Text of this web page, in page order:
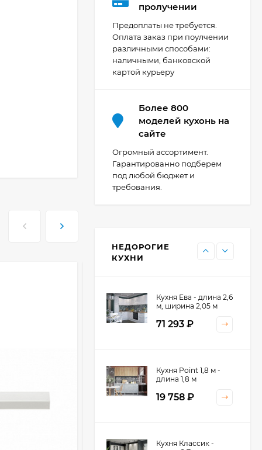
пролучении
Предоплаты не требуется.
Оплата заказ при поулчении
различными способами:
наличными, банковской
картой курьеру
Более 800
моделей кухонь на
сайте
Огромный ассортимент.
Гарантированно подберем
под любой бюджет и
требования.
НЕДОРОГИЕ
КУХНИ
Кухня Мишель -
длина 4,2 м
69 303₽
Кухня Принцесса -
44 091
Кухня Point 1,2 м -
13 655₽
11 476
Кухня Ева - длина 2,6
м, ширина 2,05 м
71 293 ₽
Кухня Point 1,8 м -
длина 1,8 м
19 758 ₽
Кухня Классик -
Кухня Принцесса -
длина 2,4 м
38 767₽
Кухня Оптима - длина